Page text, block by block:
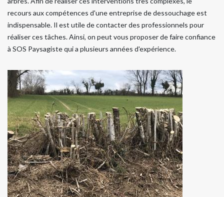
recours aux compétences d'une entreprise de dessouchage est
indispensable. Il est utile de contacter des professionnels pour
réaliser ces tâches. Ainsi, on peut vous proposer de faire confiance
à SOS Paysagiste qui a plusieurs années d'expérience.